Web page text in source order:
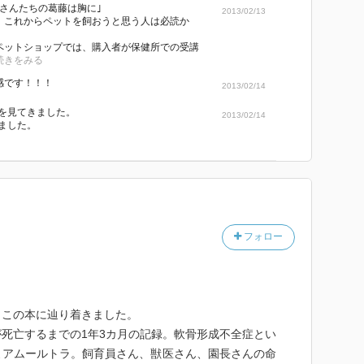
んたちの葛藤は胸に｣
これからペットを飼おうと思う人は必読か
ットショップでは、購入者が保健所での受講
きをみる
2013/02/13
す！！！ 2013/02/14
見てきました。
した。
2013/02/14
フォロー
の本に辿り着きました。
亡するまでの1年3カ月の記録。軟骨形成不全症とい
ムールトラ。飼育員さん、獣医さん、園長さんの命